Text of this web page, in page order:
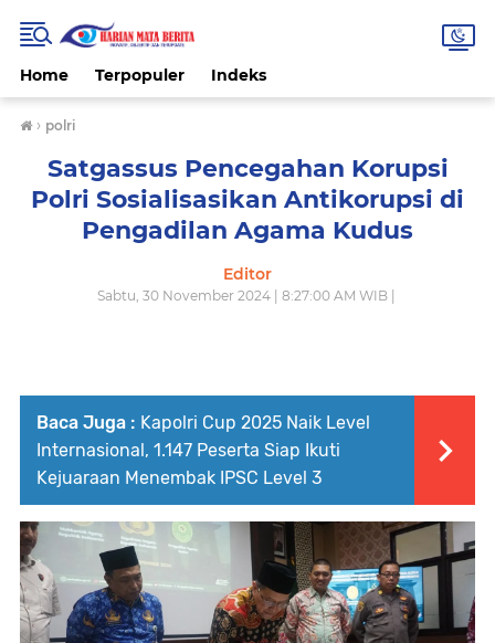
Home Terpopuler Indeks
› polri
Satgassus Pencegahan Korupsi
Polri Sosialisasikan Antikorupsi di
Pengadilan Agama Kudus
Editor
Sabtu, 30 November 2024 | 8:27:00 AM WIB |
Baca Juga : Kapolri Cup 2025 Naik Level
Internasional, 1.147 Peserta Siap Ikuti
Kejuaraan Menembak IPSC Level 3